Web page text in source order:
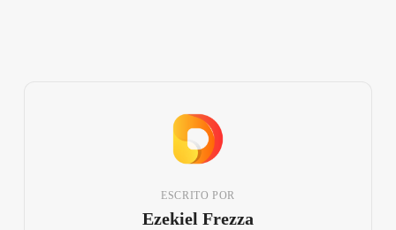
ESCRITO POR
Ezekiel Frezza